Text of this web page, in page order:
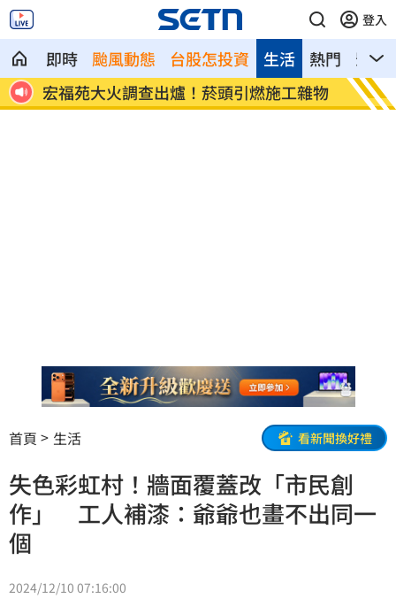
登入
即時 颱風動態 台股怎投資 熱門 影音
生活
！
宏福苑大火調查出爐！菸頭引燃施工雜物
定投
位！
首頁 生活 看新聞換好禮
失色彩虹村！牆面覆蓋改「市民創
作」 工人補漆：爺爺也畫不出同一
個
2024/12/10 07:16:00